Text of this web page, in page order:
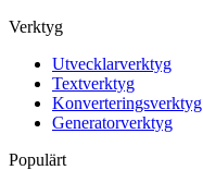
Verktyg
Utvecklarverktyg
Textverktyg
Konverteringsverktyg
Generatorverktyg
Populärt